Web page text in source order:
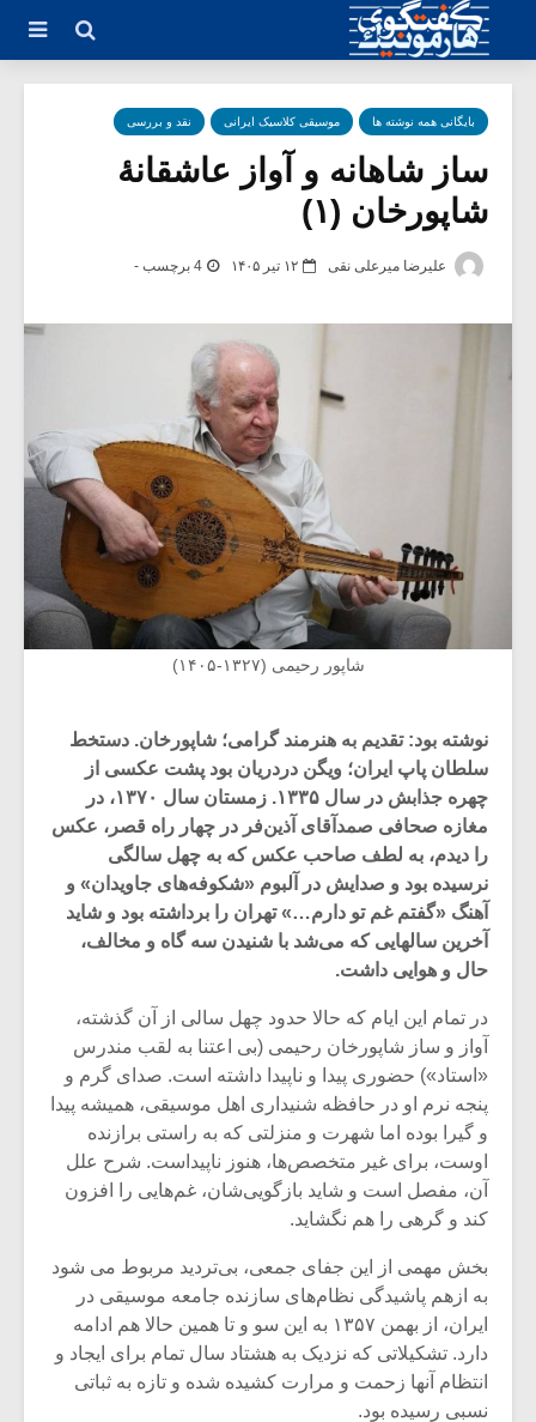
بایگانی همه نوشته ها موسیقی کلاسیک ایرانی نقد و بررسی
ساز شاهانه و آواز عاشقانۀ
شاپورخان (۱)
علیرضا میرعلی نقی ۱۲ تیر ۱۴۰۵ 4 برچسب -
شاپور رحیمی (۱۳۲۷-۱۴۰۵)
نوشته بود: تقدیم به هنرمند گرامی؛ شاپورخان. دستخط
سلطان پاپ ایران؛ ویگن دردریان بود پشت عکسی از
چهره جذابش در سال ۱۳۳۵. زمستان سال ۱۳۷۰، در
مغازه صحافی صمدآقای آذین‌فر در چهار راه قصر، عکس
را دیدم، به لطف صاحب عکس که به چهل سالگی
نرسیده بود و صدایش در آلبوم «شکوفه‌های جاویدان» و
آهنگ «گفتم غم تو دارم…» تهران را برداشته بود و شاید
آخرین سالهایی که می‌شد با شنیدن سه گاه و مخالف،
حال و هوایی داشت.
در تمام این ایام که حالا حدود چهل سالی از آن گذشته،
آواز و ساز شاپورخان رحیمی (بی اعتنا به لقب مندرس
«استاد») حضوری پیدا و ناپیدا داشته است. صدای گرم و
پنجه نرم او در حافظه شنیداری اهل موسیقی، همیشه پیدا
و گیرا بوده اما شهرت و منزلتی که به راستی برازنده
اوست، برای غیر متخصص‌ها، هنوز ناپیداست. شرح علل
آن، مفصل است و شاید بازگویی‌شان، غم‌هایی را افزون
کند و گرهی را هم نگشاید.
بخش مهمی از این جفای جمعی، بی‌تردید مربوط می شود
به ازهم پاشیدگی نظام‌های سازنده جامعه موسیقی در
ایران، از بهمن ۱۳۵۷ به این سو و تا همین حالا هم ادامه
دارد.‌ تشکیلاتی که نزدیک به هشتاد سال تمام برای ایجاد و
انتظام آنها زحمت و مرارت کشیده شده و تازه به ثباتی
نسبی رسیده بود.